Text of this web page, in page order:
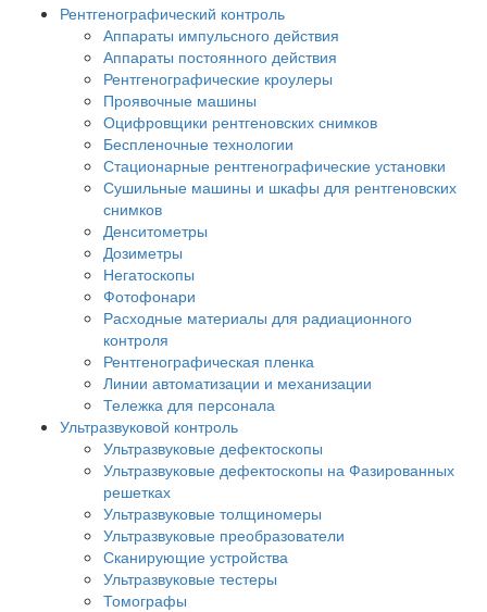
Рентгенографический контроль
Аппараты импульсного действия
Аппараты постоянного действия
Рентгенографические кроулеры
Проявочные машины
Оцифровщики рентгеновских снимков
Беспленочные технологии
Стационарные рентгенографические установки
Сушильные машины и шкафы для рентгеновских
снимков
Денситометры
Дозиметры
Негатоскопы
Фотофонари
Расходные материалы для радиационного
контроля
Рентгенографическая пленка
Линии автоматизации и механизации
Тележка для персонала
Ультразвуковой контроль
Ультразвуковые дефектоскопы
Ультразвуковые дефектоскопы на Фазированных
решетках
Ультразвуковые толщиномеры
Ультразвуковые преобразователи
Сканирующие устройства
Ультразвуковые тестеры
Томографы